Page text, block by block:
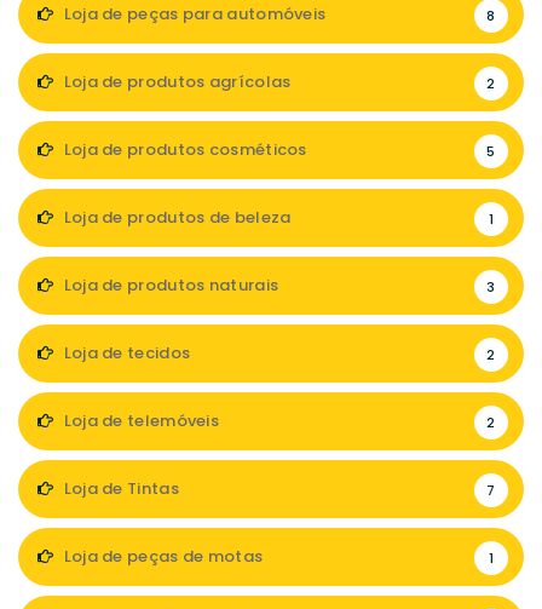
Loja de peças para automóveis 8
Loja de produtos agrícolas 2
Loja de produtos cosméticos 5
Loja de produtos de beleza 1
Loja de produtos naturais 3
Loja de tecidos 2
Loja de telemóveis 2
Loja de Tintas 7
Loja de peças de motas 1